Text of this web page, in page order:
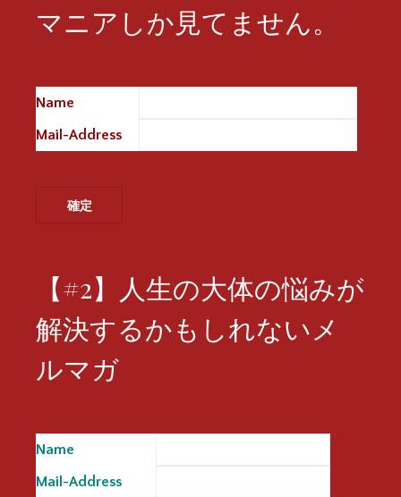
マニアしか見てません。
Name
Mail-Address
【#2】人生の大体の悩みが
解決するかもしれないメ
ルマガ
Name
Mail-Address